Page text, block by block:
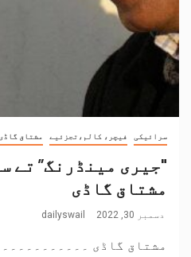
سرائیکی فیچر، کالم،تجزئیے مشتاق گاڈی
"جیری مینڈرنگ” تے
مشتاق گاڈی
دسمبر 30, 2022 dailyswail
مشتاق گاڈی